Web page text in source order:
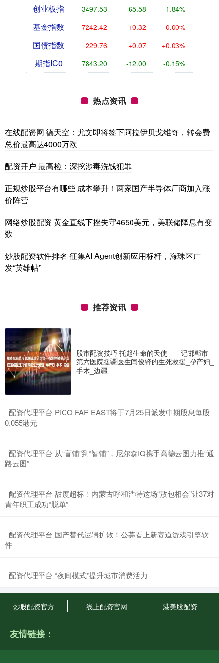
创业板指 3497.53 -65.58 -1.84%
基金指数 7242.42 +0.32 0.00%
国债指数 229.76 +0.07 +0.03%
期指IC0 7843.20 -12.00 -0.15%
热点资讯
在线配资网 德天空：尤文即将签下阿拉伊贝戈维奇，转会费
总价最高达4000万欧
配资开户 最高检：深挖涉毒洗钱犯罪
正规炒股平台有哪些 成本攀升！两家国产半导体厂商加入涨
价阵营
网络炒股配资 黄金直线下挫失守4650美元，美联储降息有变
数
炒股配资软件排名 征集AI Agent创新应用标杆，海珠区广
发“英雄帖”
推荐资讯
股市配资技巧 托起生命的天使——记邯郸市
第六医院援疆医生闫俊锋的生死救援_孕产妇_
手术_边疆
​配资代理平台 PICO FAR EAST将于7月25日派发中期股息每股
0.055港元
​配资代理平台 从“盲铺”到“智铺”，尼尔森IQ携手高德云图力推“通
路云图”
​配资代理平台 甜度超标！内蒙古呼和浩特这场“敖包相会”让37对
青年职工成功“脱单”
​配资代理平台 国产替代逻辑扩散！公募看上新赛道游戏引擎软
件
​配资代理平台 “夜间模式”提升城市消费活力
炒股配资官方 线上配资官网 港美股配资
友情链接：